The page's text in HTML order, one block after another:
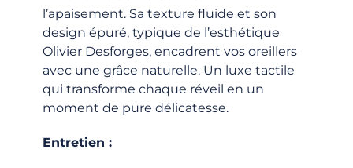
l’apaisement. Sa texture fluide et son
design épuré, typique de l’esthétique
Olivier Desforges, encadrent vos oreillers
avec une grâce naturelle. Un luxe tactile
qui transforme chaque réveil en un
moment de pure délicatesse.
Entretien :